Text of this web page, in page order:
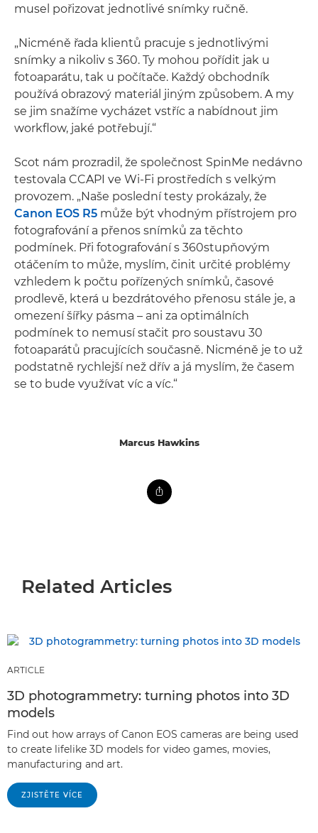
musel pořizovat jednotlivé snímky ručně.
„Nicméně řada klientů pracuje s jednotlivými
snímky a nikoliv s 360. Ty mohou pořídit jak u
fotoaparátu, tak u počítače. Každý obchodník
používá obrazový materiál jiným způsobem. A my
se jim snažíme vycházet vstříc a nabídnout jim
workflow, jaké potřebují.“
Scot nám prozradil, že společnost SpinMe nedávno
testovala CCAPI ve Wi-Fi prostředích s velkým
provozem. „Naše poslední testy prokázaly, že
Canon EOS R5 může být vhodným přístrojem pro
fotografování a přenos snímků za těchto
podmínek. Při fotografování s 360stupňovým
otáčením to může, myslím, činit určité problémy
vzhledem k počtu pořízených snímků, časové
prodlevě, která u bezdrátového přenosu stále je, a
omezení šířky pásma – ani za optimálních
podmínek to nemusí stačit pro soustavu 30
fotoaparátů pracujících současně. Nicméně je to už
podstatně rychlejší než dřív a já myslím, že časem
se to bude využívat víc a víc.“
Marcus Hawkins
Related Articles
ARTICLE
3D photogrammetry: turning photos into 3D
models
Find out how arrays of Canon EOS cameras are being used
to create lifelike 3D models for video games, movies,
manufacturing and art.
ZJISTĚTE VÍCE